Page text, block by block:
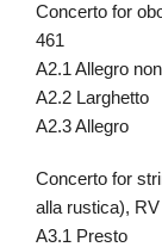
Concerto for
461
A2.1 Allegro
A2.2 Larghetto
A2.3 Allegro
Concerto for
alla rustica), RV
A3.1 Presto